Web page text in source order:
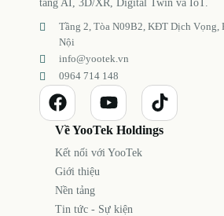
tảng AI, 3D/XR, Digital Twin và IoT.
Tầng 2, Tòa N09B2, KĐT Dịch Vọng,
Nội
info@yootek.vn
0964 714 148
Về YooTek Holdings
Kết nối với YooTek
Giới thiệu
Nền tảng
Tin tức - Sự kiện